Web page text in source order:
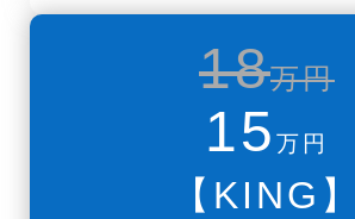
18万円
15 万円
【KING】